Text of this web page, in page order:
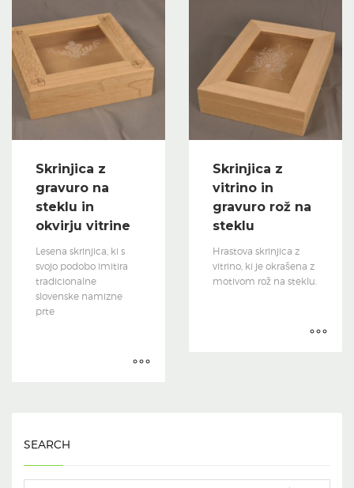
Skrinjica z
gravuro na
steklu in
okvirju vitrine
Lesena skrinjica, ki s
svojo podobo imitira
tradicionalne
slovenske namizne
prte
Skrinjica z
vitrino in
gravuro rož na
steklu
Hrastova skrinjica z
vitrino, ki je okrašena z
motivom rož na steklu.
SEARCH